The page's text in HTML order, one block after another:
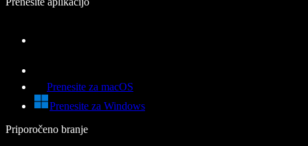
Prenesite za macOS
Prenesite za Windows
Priporočeno branje